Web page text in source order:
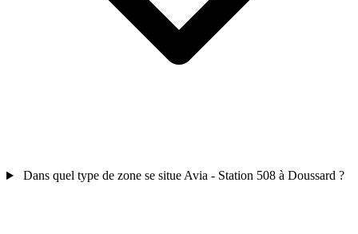
Dans quel type de zone se situe Avia - Station 508 à Doussard ?